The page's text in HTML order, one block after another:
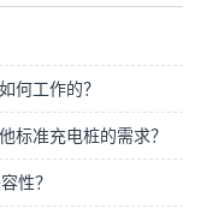
何工作的？
标准充电桩的需求？
性？